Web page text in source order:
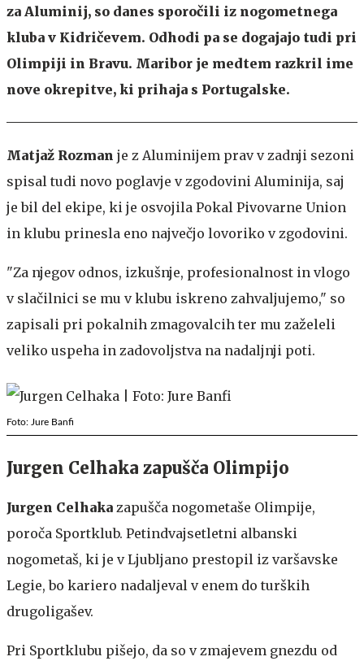
za Aluminij, so danes sporočili iz nogometnega
kluba v Kidričevem. Odhodi pa se dogajajo tudi pri
Olimpiji in Bravu. Maribor je medtem razkril ime
nove okrepitve, ki prihaja s Portugalske.
Matjaž Rozman je z Aluminijem prav v zadnji sezoni
spisal tudi novo poglavje v zgodovini Aluminija, saj
je bil del ekipe, ki je osvojila Pokal Pivovarne Union
in klubu prinesla eno največjo lovoriko v zgodovini.
"Za njegov odnos, izkušnje, profesionalnost in vlogo
v slačilnici se mu v klubu iskreno zahvaljujemo," so
zapisali pri pokalnih zmagovalcih ter mu zaželeli
veliko uspeha in zadovoljstva na nadaljnji poti.
Foto: Jure Banfi
Jurgen Celhaka zapušča Olimpijo
Jurgen Celhaka zapušča nogometaše Olimpije,
poroča Sportklub. Petindvajsetletni albanski
nogometaš, ki je v Ljubljano prestopil iz varšavske
Legie, bo kariero nadaljeval v enem do turških
drugoligašev.
Pri Sportklubu pišejo, da so v zmajevem gnezdu od